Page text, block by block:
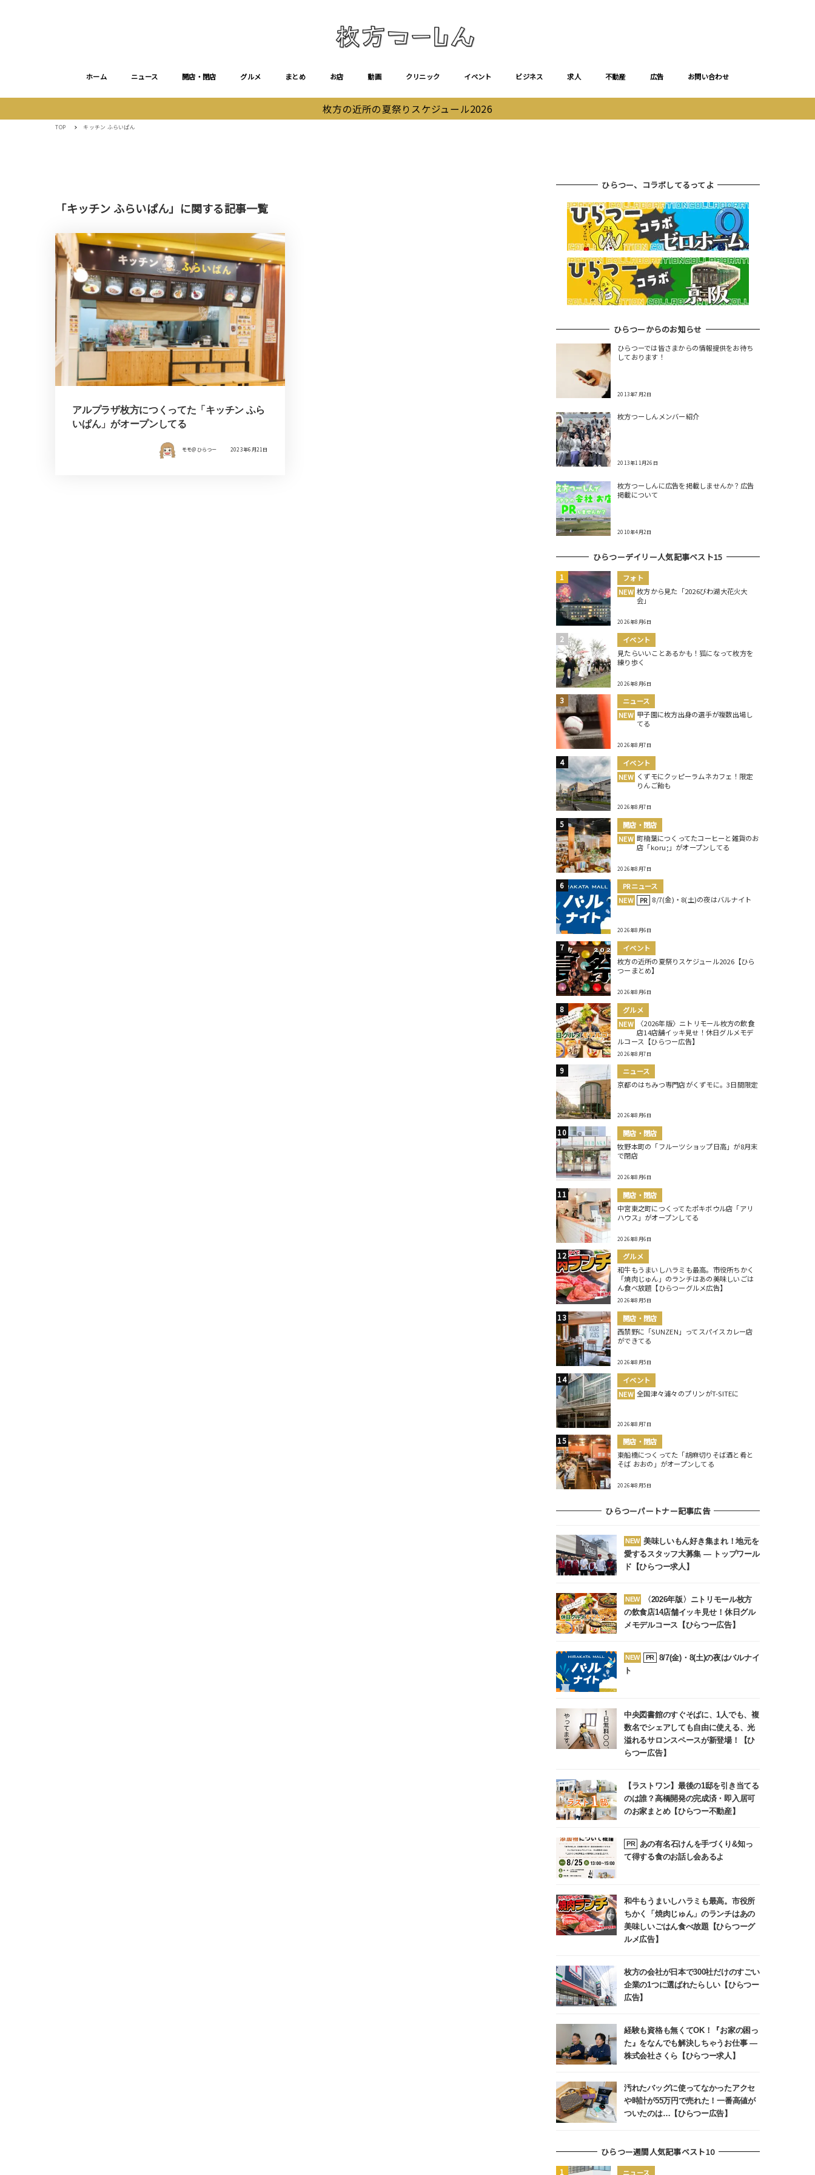
ホーム ニュース 開店・閉店 グルメ まとめ お店 動画 クリニック イベント ビジネス 求人 不動産 広告 お問い合わせ
枚方の近所の夏祭りスケジュール2026
TOP キッチン ふらいぱん
「キッチン ふらいぱん」に関する記事一覧
アルプラザ枚方につくってた「キッチン ふら
いぱん」がオープンしてる
モモ＠ひらつー 2023年6月21日
ひらつー、コラボしてるってよ
ひらつーからのお知らせ
ひらつーでは皆さまからの情報提供をお待ち
しております！
2013年7月2日
枚方つーしんメンバー紹介
2013年11月26日
枚方つーしんに広告を掲載しませんか？広告
掲載について
2010年4月2日
ひらつーデイリー人気記事ベスト15
フォト
NEW 枚方から見た「2026びわ湖大花火大
会」
2026年8月6日
イベント
見たらいいことあるかも！狐になって枚方を
練り歩く
2026年8月6日
ニュース
NEW 甲子園に枚方出身の選手が複数出場し
てる
2026年8月7日
イベント
NEW くずモにクッピーラムネカフェ！限定
りんご飴も
2026年8月7日
開店・閉店
NEW 町楠葉につくってたコーヒーと雑貨のお
店「koru;」がオープンしてる
2026年8月7日
PRニュース
NEW
PR 8/7(金)・8(土)の夜はバルナイト
2026年8月6日
イベント
枚方の近所の夏祭りスケジュール2026【ひら
つーまとめ】
2026年8月6日
グルメ
NEW
〈2026年版〉ニトリモール枚方の飲食
店14店舗イッキ見せ！休日グルメモデ
ルコース【ひらつー広告】
2026年8月7日
ニュース
京都のはちみつ専門店がくずモに。3日間限定
2026年8月6日
開店・閉店
牧野本町の「フルーツショップ日高」が8月末
で閉店
2026年8月6日
開店・閉店
中宮東之町につくってたポキボウル店「アリ
ハウス」がオープンしてる
2026年8月6日
グルメ
和牛もうまいしハラミも最高。市役所ちかく
「焼肉じゅん」のランチはあの美味しいごは
ん食べ放題【ひらつーグルメ広告】
2026年8月5日
開店・閉店
西禁野に「SUNZEN」ってスパイスカレー店
ができてる
2026年8月5日
イベント
NEW 全国津々浦々のプリンがT-SITEに
2026年8月7日
開店・閉店
東船橋につくってた「胡麻切りそば酒と肴と
そば おおの」がオープンしてる
2026年8月5日
ひらつーパートナー記事広告
NEW 美味しいもん好き集まれ！地元を
愛するスタッフ大募集 ― トップワール
ド【ひらつー求人】
NEW
〈2026年版〉ニトリモール枚方
の飲食店14店舗イッキ見せ！休日グル
メモデルコース【ひらつー広告】
NEW PR
8/7(金)・8(土)の夜はバルナイ
ト
中央図書館のすぐそばに、1人でも、複
数名でシェアしても自由に使える、光
溢れるサロンスペースが新登場！【ひ
らつー広告】
【ラストワン】最後の1邸を引き当てる
のは誰？高橋開発の完成済・即入居可
のお家まとめ【ひらつー不動産】
PR
あの有名石けんを手づくり&知っ
て得する食のお話し会あるよ
和牛もうまいしハラミも最高。市役所
ちかく「焼肉じゅん」のランチはあの
美味しいごはん食べ放題【ひらつーグ
ルメ広告】
枚方の会社が日本で300社だけのすごい
企業の1つに選ばれたらしい【ひらつー
広告】
経験も資格も無くてOK！『お家の困っ
た』をなんでも解決しちゃうお仕事 ―
株式会社さくら【ひらつー求人】
汚れたバッグに使ってなかったアクセ
や時計が55万円で売れた！一番高値が
ついたのは…【ひらつー広告】
ひらつー週間人気記事ベスト10
ニュース